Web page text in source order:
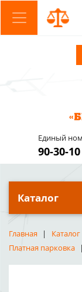
Единый
90-30-10
Каталог
Главная Каталог
Платная парковка